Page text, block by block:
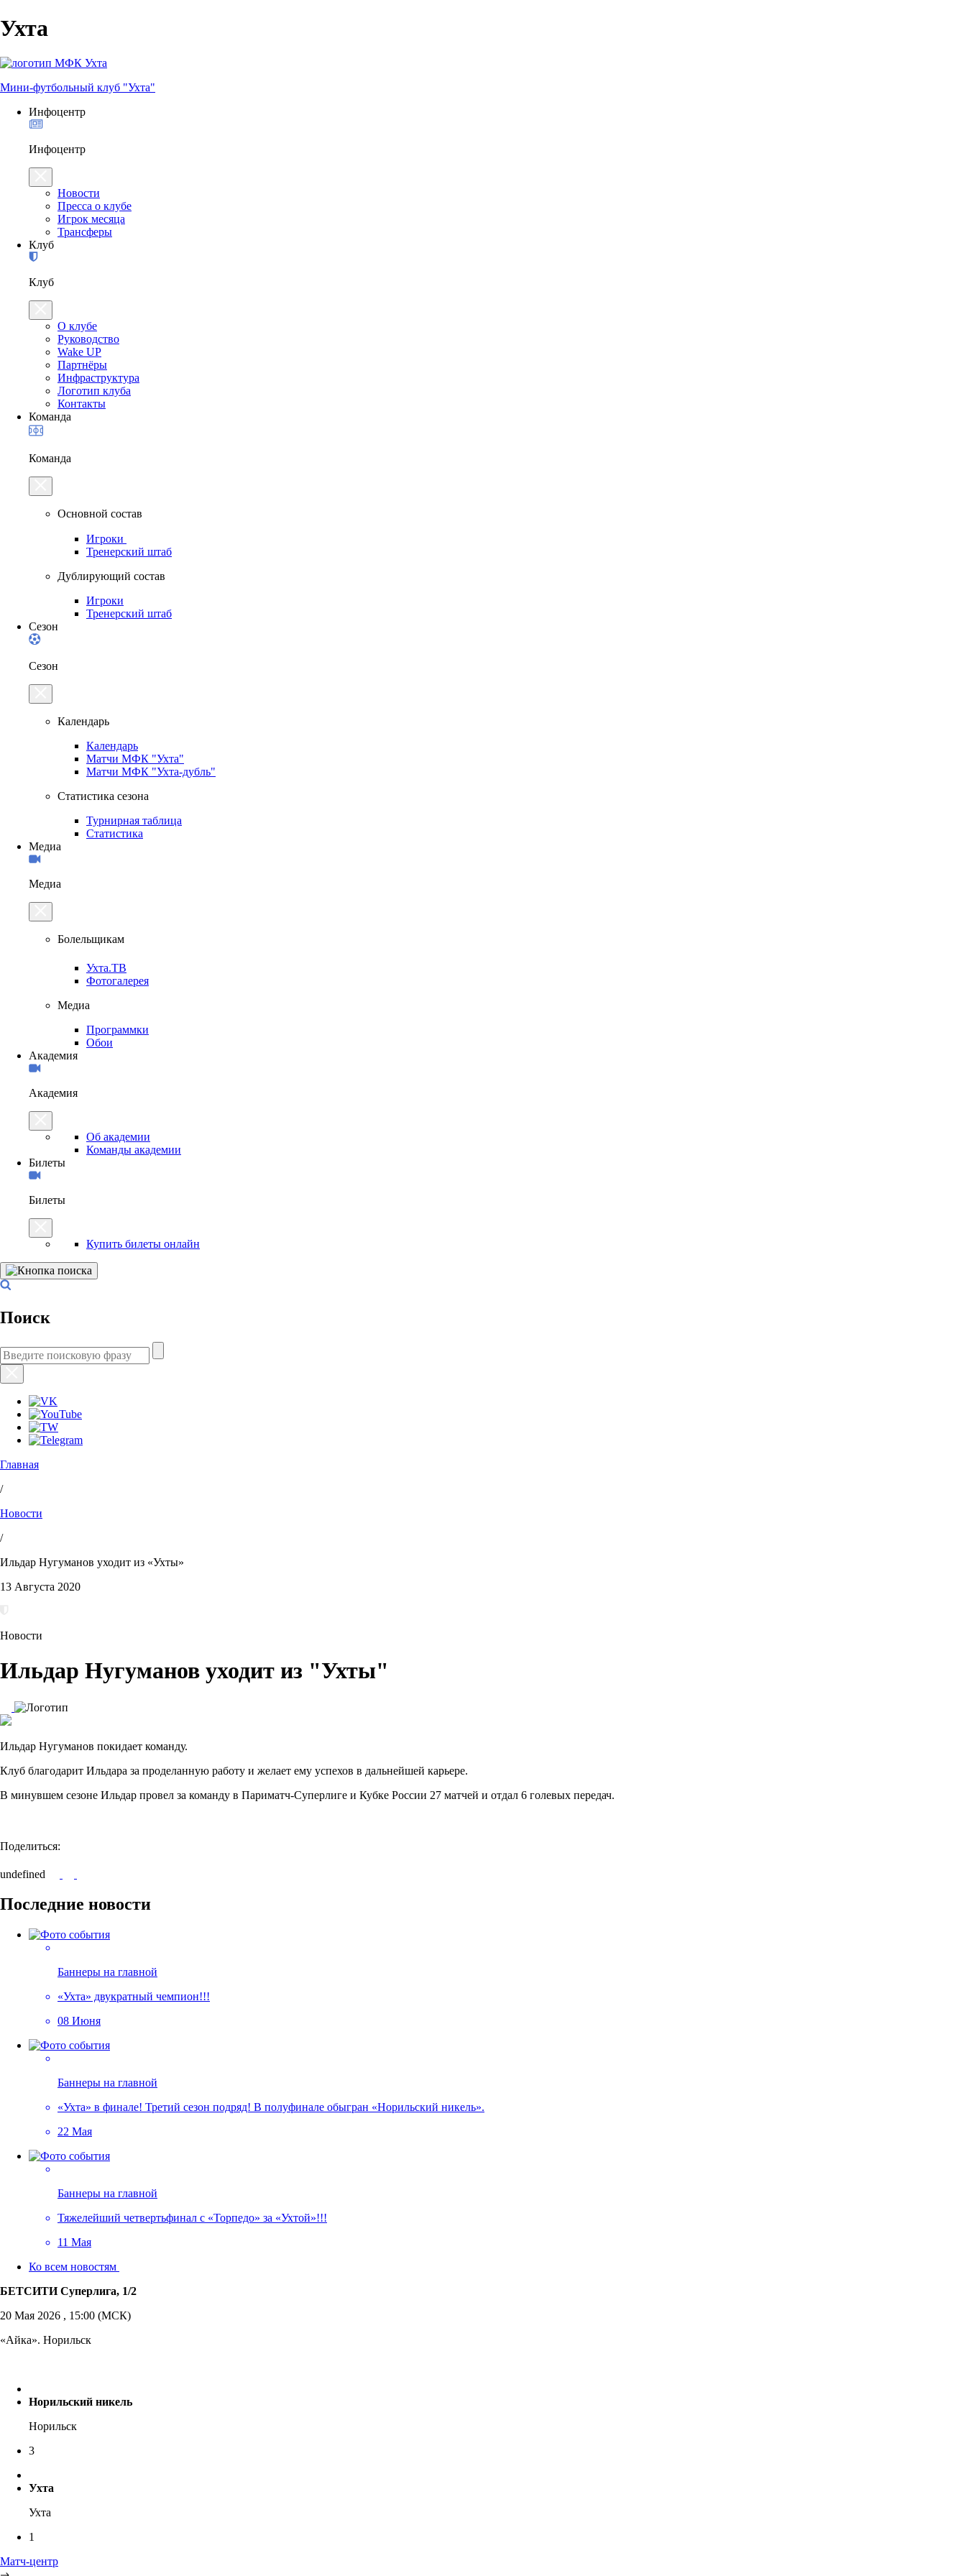
Ухта
Мини-футбольный клуб "Ухта"
Инфоцентр
Инфоцентр
Новости
Пресса о клубе
Игрок месяца
Трансферы
Клуб
Клуб
О клубе
Руководство
Wake UP
Партнёры
Инфраструктура
Логотип клуба
Контакты
Команда
Команда
Основной состав
Игроки
Тренерский штаб
Дублирующий состав
Игроки
Тренерский штаб
Сезон
Сезон
Календарь
Календарь
Матчи МФК "Ухта"
Матчи МФК "Ухта-дубль"
Статистика сезона
Турнирная таблица
Статистика
Медиа
Медиа
Болельщикам
Ухта.ТВ
Фотогалерея
Медиа
Программки
Обои
Академия
Академия
Об академии
Команды академии
Билеты
Билеты
Купить билеты онлайн
Поиск
Главная
/
Новости
/
Ильдар Нугуманов уходит из «Ухты»
13 Августа 2020
Новости
Ильдар Нугуманов уходит из "Ухты"
Ильдар Нугуманов покидает команду.
Клуб благодарит Ильдара за проделанную работу и желает ему успехов в дальнейшей карьере.
В минувшем сезоне Ильдар провел за команду в Париматч-Суперлиге и Кубке России 27 матчей и отдал 6 голевых передач.
Поделиться:
undefined
Последние новости
Баннеры на главной
«Ухта» двукратный чемпион!!!
08 Июня
Баннеры на главной
«Ухта» в финале! Третий сезон подряд! В полуфинале обыгран «Норильский никель».
22 Мая
Баннеры на главной
Тяжелейший четвертьфинал с «Торпедо» за «Ухтой»!!!
11 Мая
Ко всем новостям
БЕТСИТИ Суперлига, 1/2
20 Мая 2026 , 15:00 (МСК)
«Айка». Норильск
Норильский никель
Норильск
3
Ухта
Ухта
1
Матч-центр